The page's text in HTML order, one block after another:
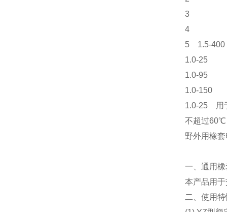
3
4
5 1.5-400
1.0-25
1.0-95
1.0-150
1.0-25 用
不超过60℃
野外用橡
一、通用
本产品用
二、使用特